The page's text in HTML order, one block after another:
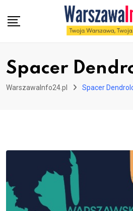
Spacer
WarszawaInfo24.pl Spacer